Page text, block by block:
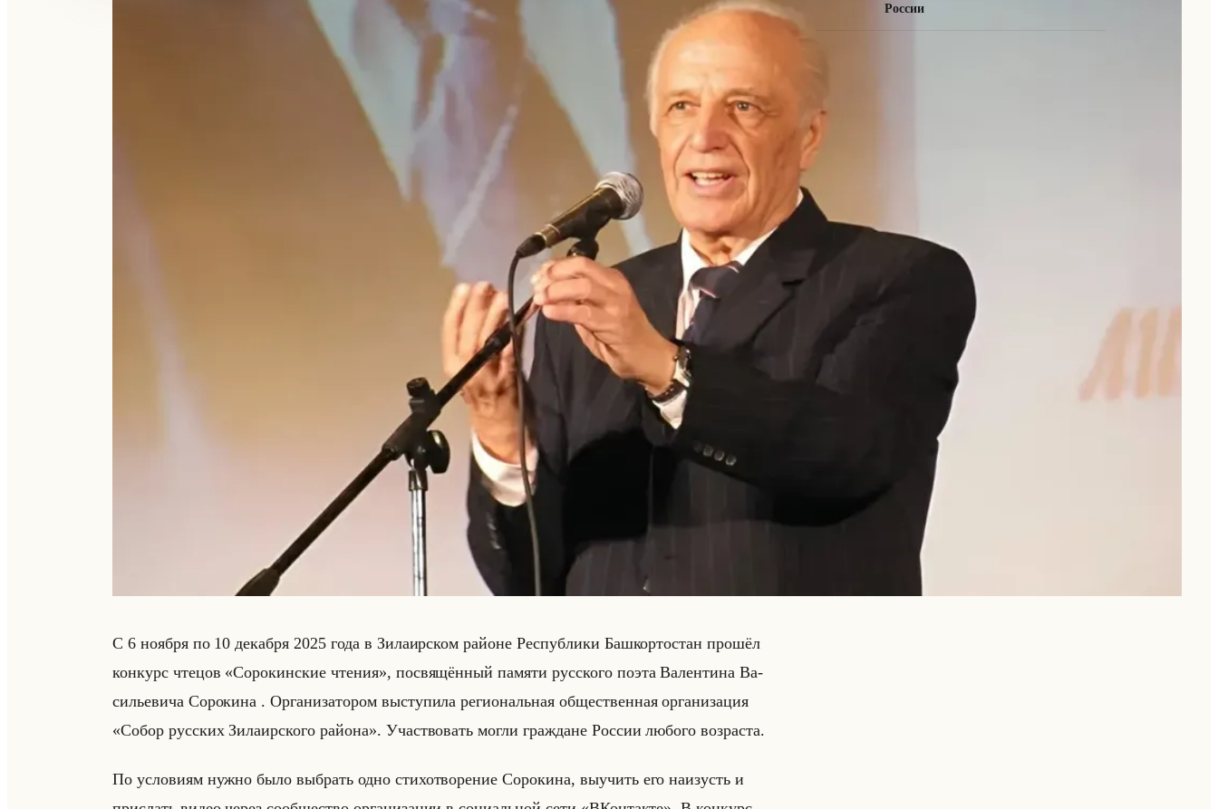
С 6 но­яб­ря по 10 де­каб­ря 2025 года в Зи­ла­ир­ском районе Рес­пуб­ли­ки Баш­кор­то­стан про­шёл
кон­курс чте­цов «Сорокинские чтения», по­свя­щён­ный па­мя­ти рус­ско­го поэта Ва­лен­ти­на Ва­
си­лье­ви­ча Со­ро­ки­на . Ор­га­ни­за­то­ром вы­сту­пи­ла ре­ги­ональная об­ще­ствен­ная ор­га­ни­за­ция
«Собор русских Зилаирского района». Участ­во­вать могли граж­дане Рос­сии лю­бо­го воз­рас­та.
По усло­ви­ям нужно было вы­брать одно сти­хо­тво­ре­ние Со­ро­ки­на, вы­учить его на­изусть и
России